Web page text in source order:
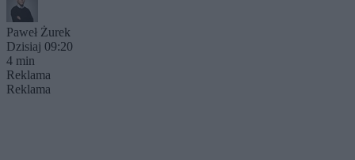
Paweł Żurek
Dzisiaj 09:20
4 min
Reklama
Reklama